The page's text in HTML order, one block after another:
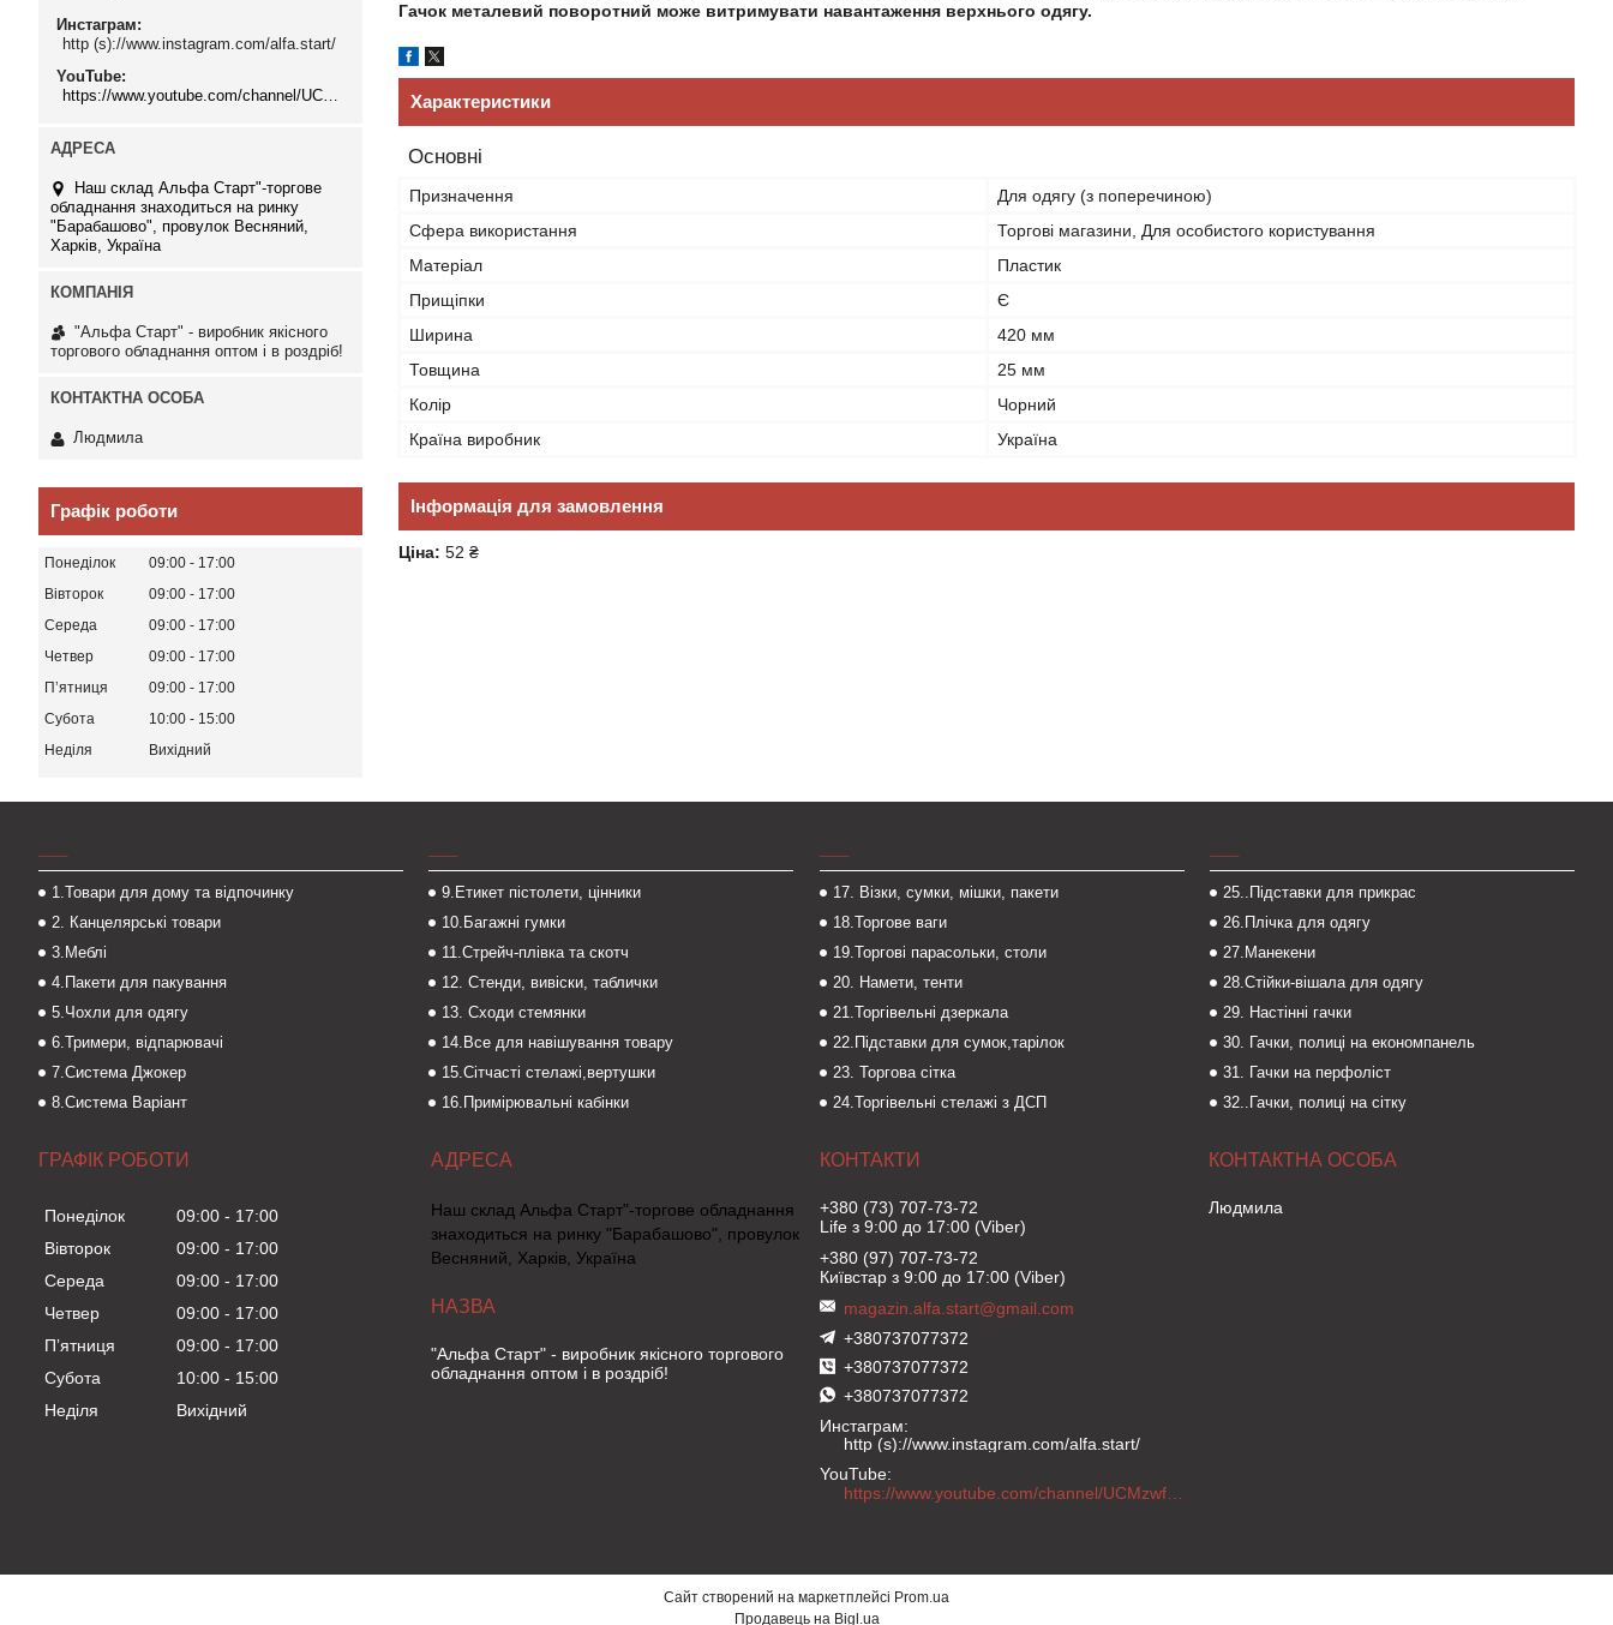
Гачок металевий поворотний може витримувати навантаження верхнього одягу.
Характеристики
Основні
Призначення
Для одягу (з поперечиною)
Сфера використання
Торгові магазини, Для особистого користування
Матеріал
Пластик
Прищіпки
Є
Ширина
420 мм
Товщина
25 мм
Колір
Чорний
Країна виробник
Україна
Інформація для замовлення
Ціна: 52 ₴
Инстаграм
http (s)://www.instagram.com/alfa.start/
YouTube
Наш склад Альфа Старт"-торгове
обладнання знаходиться на ринку
"Барабашово", провулок Весняний,
Харків, Україна
"Альфа Старт" - виробник якісного
торгового обладнання оптом і в роздріб!
Людмила
Графік роботи
Понеділок 09:00
17:00
Вівторок
09:00
17:00
Середа
09:00
17:00
Четвер
09:00
17:00
Пʼятниця
09:00
17:00
Субота
10:00
15:00
Неділя
Вихідний
1.Товари для дому та відпочинку
2. Канцелярські товари
3.Меблі
4.Пакети для пакування
5.Чохли для одягу
6.Тримери, відпарювачі
7.Система Джокер
8.Система Варіант
9.Етикет пістолети, цінники
10.Багажні гумки
11.Стрейч-плівка та скотч
12. Стенди, вивіски, таблички
13. Сходи стемянки
14.Все для навішування товару
15.Сітчасті стелажі,вертушки
16.Примірювальні кабінки
17. Візки, сумки, мішки, пакети
18.Торгове ваги
19.Торгові парасольки, столи
20. Намети, тенти
21.Торгівельні дзеркала
22.Підставки для сумок,тарілок
23. Торгова сітка
24.Торгівельні стелажі з ДСП
25..Підставки для прикрас
26.Плічка для одягу
27.Манекени
28.Стійки-вішала для одягу
29. Настінні гачки
30. Гачки, полиці на економпанель
31. Гачки на перфоліст
32..Гачки, полиці на сітку
ГРАФІК РОБОТИ
Понеділок 09:00
17:00
Вівторок
09:00
17:00
Середа
09:00
17:00
Четвер
09:00
17:00
Пʼятниця
09:00
17:00
Субота
10:00
15:00
Неділя
Вихідний
Наш склад Альфа Старт"-торгове обладнання
знаходиться на ринку "Барабашово", провулок
Весняний, Харків, Україна
"Альфа Старт" - виробник якісного торгового
обладнання оптом і в роздріб!
+380 (73) 707-73-72
Life з 9:00 до 17:00 (Viber)
+380 (97) 707-73-72
Київстар з 9:00 до 17:00 (Viber)
magazin.alfa.start@gmail.com
+380737077372
+380737077372
+380737077372
Инстаграм
http (s)://www.instagram.com/alfa.start/
YouTube
https://www.youtube.com/channel/UCMzwfuPdxogFIKF_nELVFNw
Людмила
Сайт створений на маркетплейсі Prom.ua
Продавець на Bigl.ua